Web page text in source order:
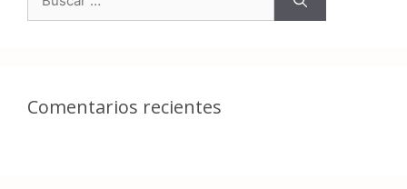
Comentarios recientes